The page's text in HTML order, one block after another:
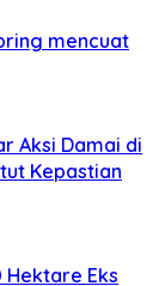
mencuat
Aksi Damai di
Kepastian
Hektare Eks